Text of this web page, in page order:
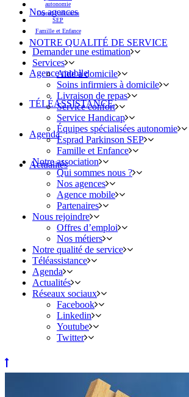
Nos agences
NOTRE QUALITÉ DE SERVICE
Agence mobile
TÉLÉASSISTANCE
Agenda
Actualités
autonomie
Esprad Parkinson
SEP
Famille et Enfance
Demander une estimation
Services
Aide à domicile
Soins infirmiers à domicile
Livraison de repas
Service confort
Service Handicap
Équipes spécialisées autonomie
Esprad Parkinson SEP
Famille et Enfance
Notre association
Qui sommes nous ?
Nos agences
Agence mobile
Partenaires
Nous rejoindre
Offres d’emploi
Nos métiers
Notre qualité de service
Téléassistance
Agenda
Actualités
Réseaux sociaux
Facebook
Linkedin
Youtube
Twitter